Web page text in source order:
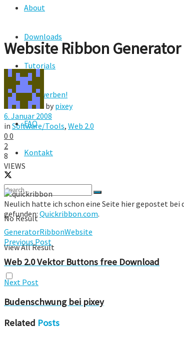
About
Downloads
Tutorials
Hier werben!
FAQ
Kontakt
No Result
View All Result
Website Ribbon Generator
by pixey
6. Januar 2008
in Software/Tools, Web 2.0
0 0
2
8
VIEWS
Neulich hatte ich schon eine Seite hier gepostet bei
gefunden: Quickribbon.com.
GeneratorRibbonWebsite
Previous Post
Web 2.0 Vektor Buttons free Download
Next Post
Budenschwung bei pixey
Related Posts